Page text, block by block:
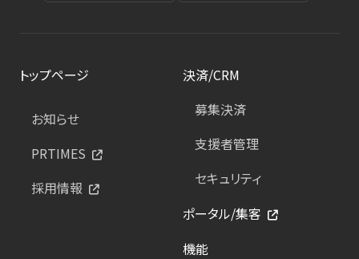
トップページ
お知らせ
PRTIMES
採用情報
決済/CRM
募集決済
支援者管理
セキュリティ
ポータル/集客
機能